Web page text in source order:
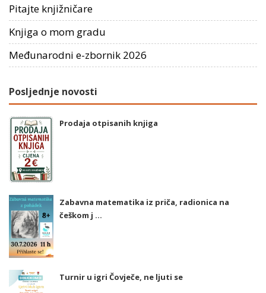
Pitajte knjižničare
Knjiga o mom gradu
Međunarodni e-zbornik 2026
Posljednje novosti
Prodaja otpisanih knjiga
Zabavna matematika iz priča, radionica na
češkom j ...
Turnir u igri Čovječe, ne ljuti se